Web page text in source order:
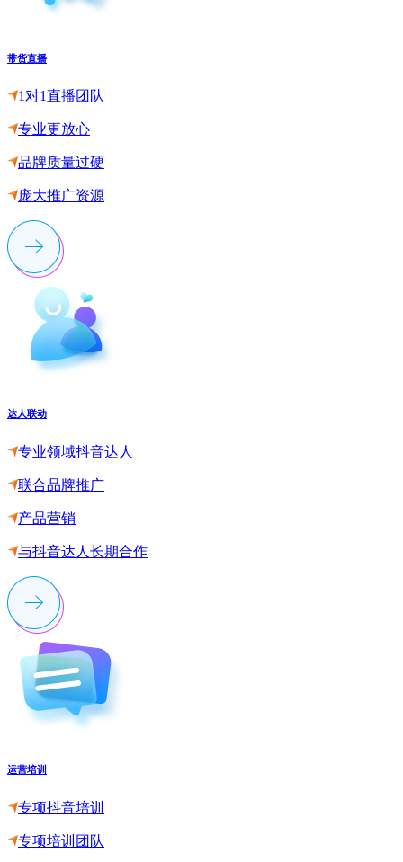
带货直播
1对1直播团队
专业更放心
品牌质量过硬
庞大推广资源
达人联动
专业领域抖音达人
联合品牌推广
产品营销
与抖音达人长期合作
运营培训
专项抖音培训
专项培训团队